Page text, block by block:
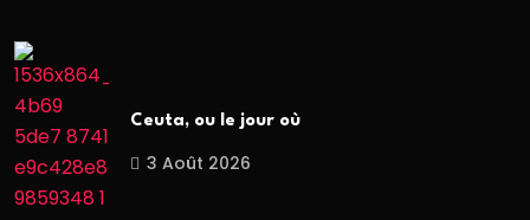
Ceuta, ou le jour où
3 Août 2026